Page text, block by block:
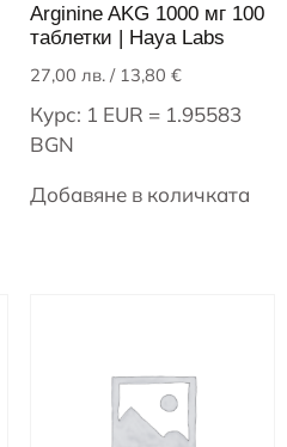
Arginine AKG 1000 мг 100
таблетки | Haya Labs
27,00 лв./ 13,80 €
Курс: 1 EUR = 1.95583
BGN
Добавяне в количката